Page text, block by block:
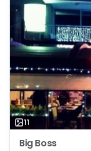
11
Big Boss